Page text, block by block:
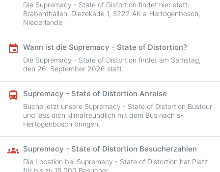
Die Supremacy - State of Distortion findet hier statt:
Brabanthallen, Diezekade 1, 5222 AK s-Hertogenbosch,
Niederlande
event Wann ist die Supremacy - State of Distortion?
Die Supremacy - State of Distortion findet am Samstag,
den 26. September 2026 statt.
directions_bus Supremacy - State of Distortion Anreise
Buche jetzt unsere Supremacy - State of Distortion Bustour
und lass dich klimafreundlich mit dem Bus nach s-
Hertogenbosch bringen.
groups Supremacy - State of Distortion Besucherzahlen
Die Location bei Supremacy - State of Distortion hat Platz
für bis zu 15.000 Besucher.